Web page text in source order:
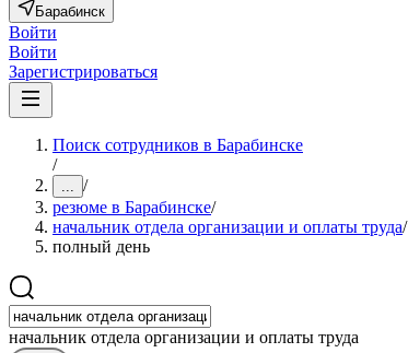
Барабинск
Войти
Войти
Зарегистрироваться
Поиск сотрудников в Барабинске
/
... /
резюме в Барабинске/
начальник отдела организации и оплаты труда/
полный день
начальник отдела организации и оплаты труда